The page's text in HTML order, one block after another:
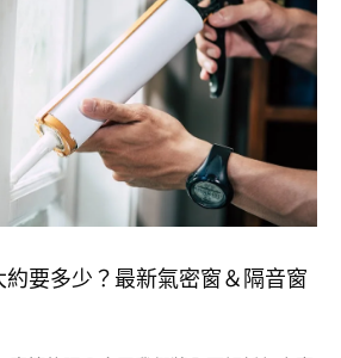
要多少？最新氣密窗＆隔音窗